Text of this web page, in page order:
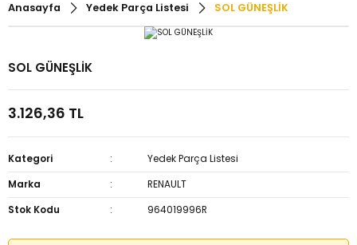
Anasayfa Yedek Parça Listesi SOL GÜNEŞLİK
SOL GÜNEŞLİK
3.126,36 TL
Kategori
Yedek Parça Listesi
Marka
RENAULT
Stok Kodu
964019996R